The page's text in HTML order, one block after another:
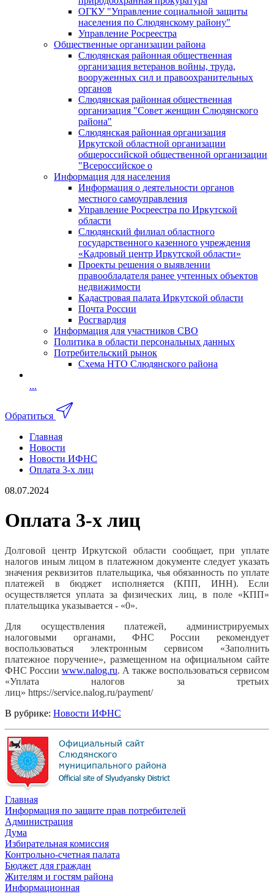
ОГКУ "Управление социальной защиты
населения по Слюдянскому району"
Управление Росреестра
Общественные организации района
Слюдянская районная общественная
организация ветеранов войны, труда,
вооруженных сил и правоохранительных
органов
Слюдянская районная общественная
организация "Совет женщин Слюдянского
района"
Слюдянская районная организация
Иркутской областной организации
общероссийской общественной организации
"Всероссийское о
Информация для населения
Информация о деятельности органов
местного самоуправления
Управление Росреестра по Иркутской
области
Слюдянский филиал областного
государственного казенного учреждения
«Кадровый центр Иркутской области»
Проекты решения о выявлении
правообладателя ранее учтенных объектов
недвижимости
Кадастровая палата Иркутской области
Почта России
Росгвардия
Информация для участников СВО
Политика в области персональных данных
Потребительский рынок
Схема НТО Слюдянского района
...
Обратиться
Главная
Новости
Новости ИФНС
Оплата 3-х лиц
08.07.2024
Оплата 3-х лиц
Долговой центр Иркутской области сообщает, при уплате
налогов иным лицом в платежном документе следует указать
значения реквизитов плательщика, чья обязанность по уплате
платежей в бюджет исполняется (КПП, ИНН). Если
осуществляется уплата за физических лиц, в поле «КПП»
плательщика указывается - «0».
Для осуществления платежей, администрируемых
налоговыми органами, ФНС России рекомендует
воспользоваться электронным сервисом «Заполнить
платежное поручение», размещенном на официальном сайте
ФНС России www.nalog.ru. А также воспользоваться сервисом
«Уплата налогов за третьих
лиц» https://service.nalog.ru/payment/
В рубрике: Новости ИФНС
Главная
Информация по защите прав потребителей
Администрация
Дума
Избирательная комиссия
Контрольно-счетная палата
Бюджет для граждан
Жителям и гостям района
Информационная